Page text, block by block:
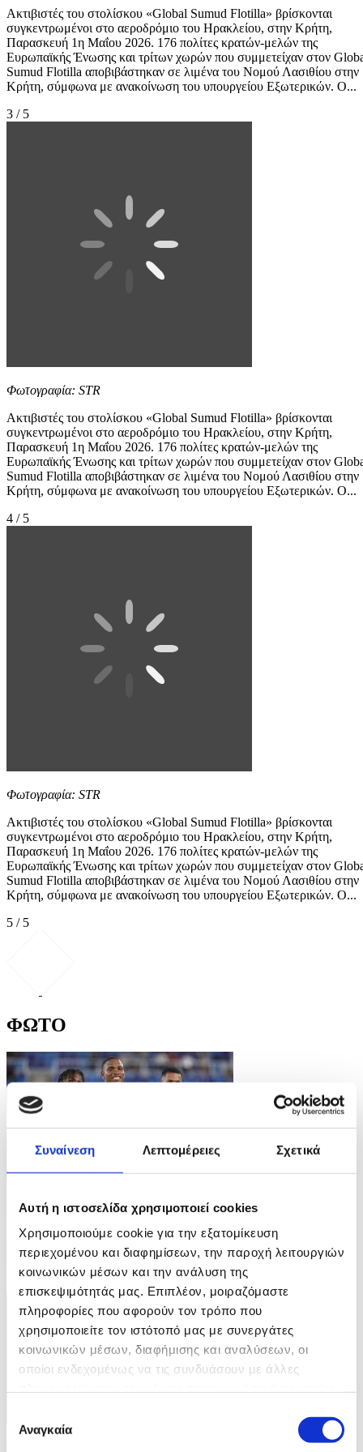
Συναίνεση Λεπτομέρειες Σχετικά
Αυτή η ιστοσελίδα χρησιμοποιεί cookies
Χρησιμοποιούμε cookie για την εξατομίκευση
περιεχομένου και διαφημίσεων, την παροχή λειτουργιών
κοινωνικών μέσων και την ανάλυση της
επισκεψιμότητάς μας. Επιπλέον, μοιραζόμαστε
πληροφορίες που αφορούν τον τρόπο που
χρησιμοποιείτε τον ιστότοπό μας με συνεργάτες
κοινωνικών μέσων, διαφήμισης και αναλύσεων, οι
οποίοι ενδεχομένως να τις συνδυάσουν με άλλες
των υπηρεσιών τους.
συγκατάθεσης
Αναγκαία
Ακτιβιστές του στολίσκου «Global Sumud Flotilla» βρίσκονται
συγκεντρωμένοι στο αεροδρόμιο του Ηρακλείου, στην Κρήτη,
Παρασκευή 1η Μαΐου 2026. 176 πολίτες κρατών-μελών της
Ευρωπαϊκής Ένωσης και τρίτων χωρών που συμμετείχαν στον
Sumud Flotilla αποβιβάστηκαν σε λιμένα του Νομού Λασιθίου στην
Κρήτη, σύμφωνα με ανακοίνωση του υπουργείου Εξωτερικών. Ο...
3 / 5
Φωτογραφία: STR
Ακτιβιστές του στολίσκου «Global Sumud Flotilla» βρίσκονται
συγκεντρωμένοι στο αεροδρόμιο του Ηρακλείου, στην Κρήτη,
Παρασκευή 1η Μαΐου 2026. 176 πολίτες κρατών-μελών της
Ευρωπαϊκής Ένωσης και τρίτων χωρών που συμμετείχαν στον
Sumud Flotilla αποβιβάστηκαν σε λιμένα του Νομού Λασιθίου στην
Κρήτη, σύμφωνα με ανακοίνωση του υπουργείου Εξωτερικών. Ο...
4 / 5
Φωτογραφία: STR
Ακτιβιστές του στολίσκου «Global Sumud Flotilla» βρίσκονται
συγκεντρωμένοι στο αεροδρόμιο του Ηρακλείου, στην Κρήτη,
Παρασκευή 1η Μαΐου 2026. 176 πολίτες κρατών-μελών της
Ευρωπαϊκής Ένωσης και τρίτων χωρών που συμμετείχαν στον
Sumud Flotilla αποβιβάστηκαν σε λιμένα του Νομού Λασιθίου στην
Κρήτη, σύμφωνα με ανακοίνωση του υπουργείου Εξωτερικών. Ο...
5 / 5
ΦΩΤΟ
04/08/2026 08:11
Πρωτάθλημα Στίβου Κεντρικής Αμερικής και
Καραϊβικής
ID: 10693418
10 Φωτογραφίες